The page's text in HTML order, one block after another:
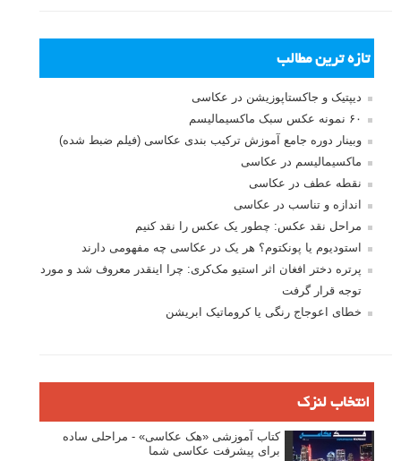
تازه ترین مطالب
دیپتیک و جاکستا‌پوزیشن در عکاسی
۶۰ نمونه عکس سبک ماکسیمالیسم
وبینار دوره جامع آموزش ترکیب بندی عکاسی (فیلم ضبط شده)
ماکسیمالیسم در عکاسی
نقطه عطف در عکاسی
اندازه و تناسب در عکاسی
مراحل نقد عکس: چطور یک عکس را نقد کنیم
استودیوم یا پونکتوم؟ هر یک در عکاسی چه مفهومی دارند
پرتره دختر افغان اثر استیو مک‌کری: چرا اینقدر معروف شد و مورد
توجه قرار گرفت
خطای اعوجاج رنگی یا کروماتیک ابریشن
انتخاب لنزک
کتاب آموزشی «هک عکاسی» - مراحلی ساده
برای پیشرفت عکاسی شما